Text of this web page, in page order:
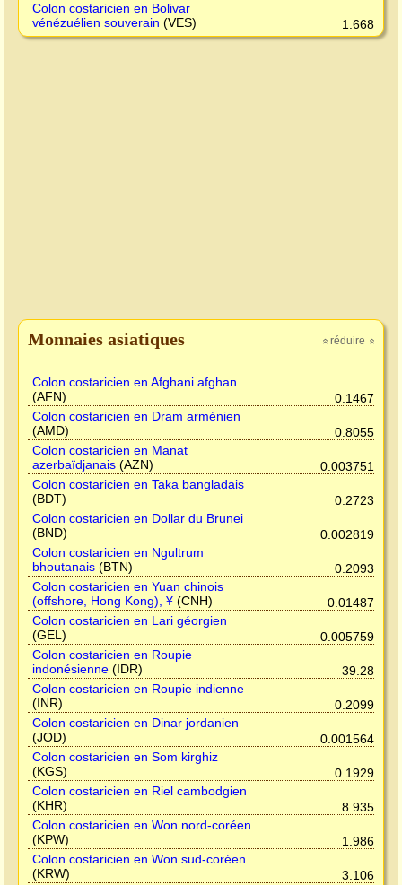
Colon costaricien en Bolivar
vénézuélien souverain (VES) 1.668
» réduire »
Monnaies asiatiques
Colon costaricien en Afghani afghan
(AFN)
0.1467
Colon costaricien en Dram arménien
(AMD)
0.8055
Colon costaricien en Manat
azerbaïdjanais (AZN)
0.003751
Colon costaricien en Taka bangladais
(BDT)
0.2723
Colon costaricien en Dollar du Brunei
(BND)
0.002819
Colon costaricien en Ngultrum
bhoutanais (BTN)
0.2093
Colon costaricien en Yuan chinois
(offshore, Hong Kong), ¥ (CNH)
0.01487
Colon costaricien en Lari géorgien
(GEL)
0.005759
Colon costaricien en Roupie
indonésienne (IDR)
39.28
Colon costaricien en Roupie indienne
(INR)
0.2099
Colon costaricien en Dinar jordanien
(JOD)
0.001564
Colon costaricien en Som kirghiz
(KGS)
0.1929
Colon costaricien en Riel cambodgien
(KHR)
8.935
Colon costaricien en Won nord-coréen
(KPW)
1.986
Colon costaricien en Won sud-coréen
(KRW)
3.106